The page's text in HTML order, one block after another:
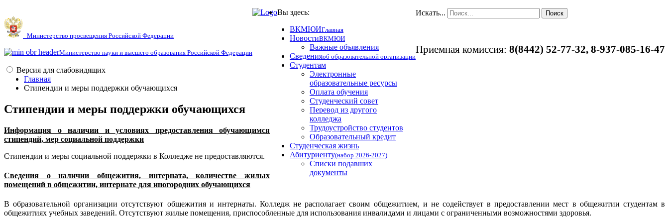
Министерство просвещения Российской Федерации
Министерство науки и высшего образования Российской Федерации
Версия для слабовидящих
Искать... Поиск
Приемная комиссия: 8(8442) 52-77-32, 8-937-085-16-47
ВКМЮИГлавная
НовостиВКМЮИ
Важные объявления
Сведенияоб образовательной организации
Студентам
Электронные
образовательные ресурсы
Оплата обучения
Студенческий совет
Перевод из другого
колледжа
Трудоустройство студентов
Образовательный кредит
Студенческая жизнь
Абитуриенту(набор 2026-2027)
Списки подавших
документы
Вы здесь:
Главная
Стипендии и меры поддержки обучающихся
Стипендии и меры поддержки обучающихся
Информация о наличии и условиях предоставления обучающимся
стипендий, мер социальной поддержки
Стипендии и меры социальной поддержки в Колледже не предоставляются.
Сведения о наличии общежития, интерната, количестве жилых
помещений в общежитии, интернате для иногородних обучающихся
В образовательной организации отсутствуют общежития и интернаты. Колледж не располагает своим общежитием, и не содействует в предоставлении мест в общежитии студентам в
общежитиях учебных заведений. Отсутствуют жилые помещения, приспособленные для использования инвалидами и лицами с ограниченными возможностями здоровья.